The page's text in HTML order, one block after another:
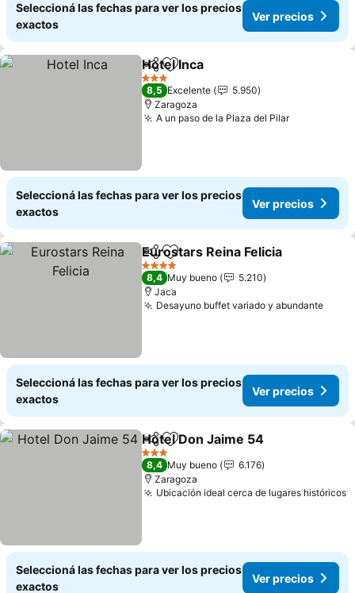
Seleccioná las fechas para ver los precios
exactos
Ver precios
CompartirAñadir a favoritos
Hotel Inca
3 Estrellas
8,5 Excelente
5.950
Zaragoza
A un paso de la Plaza del PilarVer
Seleccioná las fechas para ver los precios
exactos
Ver precios
CompartirAñadir a favoritos
Eurostars Reina Felicia
4 Estrellas
8,4 Muy bueno
5.210
Jaca
Desayuno buffet variado y abundanteVer
Seleccioná las fechas para ver los precios
exactos
Ver precios
CompartirAñadir a favoritos
Hotel Don Jaime 54
3 Estrellas
8,4 Muy bueno
6.176
Zaragoza
Ubicación ideal cerca de lugares históricos
Seleccioná las fechas para ver los precios
exactos
Ver precios